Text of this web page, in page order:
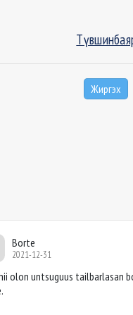
Жиргэх
Borte
2021-12-31
olon untsuguus tailbarlasan